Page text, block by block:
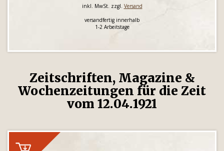
inkl. MwSt. zzgl. Versand
versandfertig innerhalb
1-2 Arbeitstage
Zeitschriften, Magazine &
Wochenzeitungen für die Zeit
vom 12.04.1921